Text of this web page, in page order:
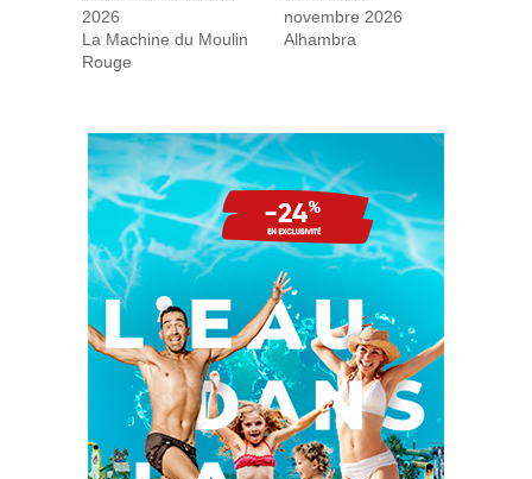
2026
La Machine du Moulin
Rouge
novembre 2026
Alhambra